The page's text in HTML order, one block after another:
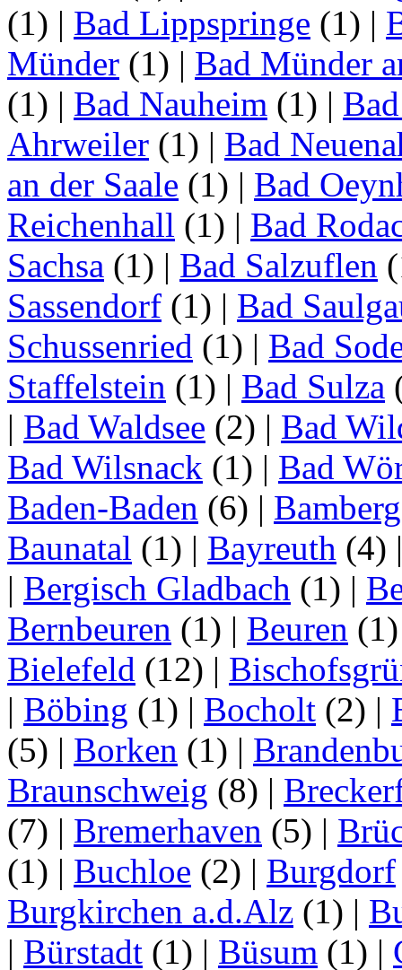
(1) | Bad Lippspringe (1) |
Münder (1) | Bad Münder
(1) | Bad Nauheim (1) |
Ahrweiler (1) | Bad
an der Saale (1) | Bad
Reichenhall (1) | Bad
Sachsa (1) | Bad Salzuflen
Sassendorf (1) | Bad
Schussenried (1) | Bad
Staffelstein (1) | Bad Sulza
| Bad Waldsee (2) | Bad
Bad Wilsnack (1) | Bad
Baden-Baden (6) | Bamberg
Baunatal (1) | Bayreuth (4)
| Bergisch Gladbach (1) |
Bernbeuren (1) | Beuren
Bielefeld (12) |
| Böbing (1) | Bocholt (2) |
(5) | Borken (1) |
Braunschweig (8) |
(7) | Bremerhaven (5) |
(1) | Buchloe (2) | Burgdorf
Burgkirchen a.d.Alz (1) |
| Bürstadt (1) | Büsum (1) |